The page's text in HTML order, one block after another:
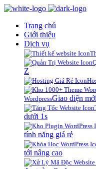
Trang chủ
Giới thiệu
Dịch vụ
Z
WordpressGiao diện
dưới 1s
tính năng giá rẻ
tới nâng cao